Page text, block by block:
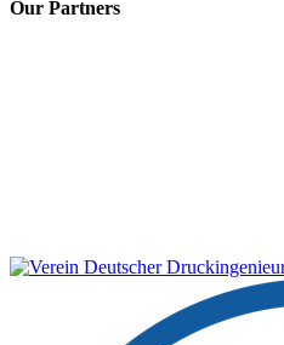
Our Partners